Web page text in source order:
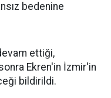
bedenine
ettiği,
Ekren'in İzmir'in
bildirildi.